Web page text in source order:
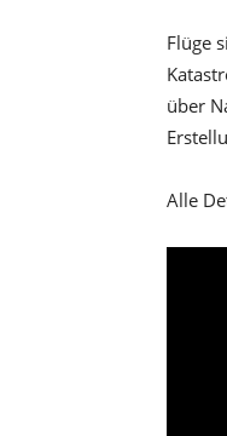
Flüge
über
Alle